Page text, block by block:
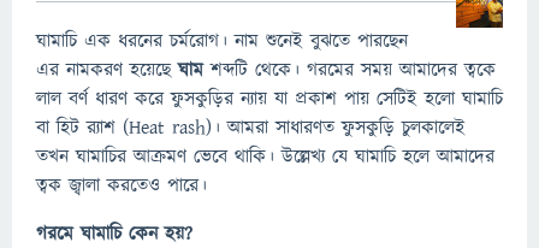
ঘামাচি এক ধরনের চর্মরোগ। নাম শুনেই বুঝতে পারছেন
এর নামকরণ হয়েছেঘামশব্দটি থেকে। গরমের সময় আমাদের ত্বকে
লাল বর্ণ ধারণ করে ফুসকুড়ির ন্যায় যা প্রকাশ পায় সেটিই হলো ঘামাচি
বা হিট র‍্যাশ (Heat rash)। আমরা সাধারণত ফুসকুড়ি চুলকালেই
তখন ঘামাচির আক্রমণ ভেবে থাকি। উল্লেখ্য যে ঘামাচি হলে আমাদের
ত্বক জ্বালা করতেও পারে।
গরমে ঘামাচি কেন হয়?